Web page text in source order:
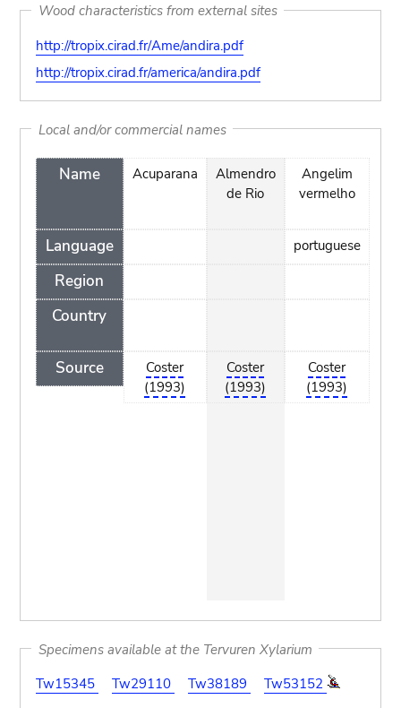
Wood characteristics from external sites
http://tropix.cirad.fr/Ame/andira.pdf
http://tropix.cirad.fr/america/andira.pdf
Local and/or commercial names
Name
Language
Region
Country
Source
Acuparana
Coster
(1993)
Almendro
de Rio
Coster
(1993)
Angelim
vermelho
portuguese
Coster
(1993)
Specimens available at the Tervuren Xylarium
Tw15345
Tw29110 Tw38189 Tw53152